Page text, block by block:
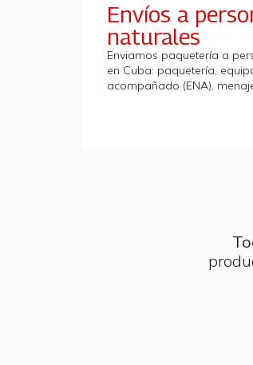
Envíos a
naturales
Enviamos paquetería a
en Cuba: paquetería,
acompañado (ENA),